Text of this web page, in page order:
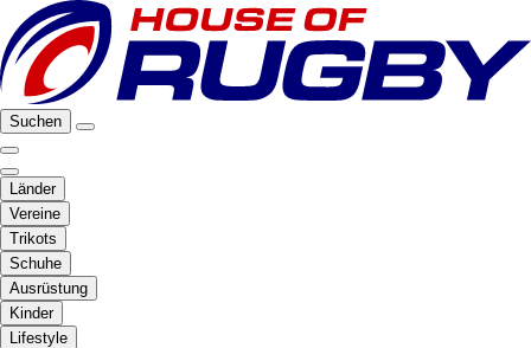
Suchen
Länder
Vereine
Trikots
Schuhe
Ausrüstung
Kinder
Lifestyle